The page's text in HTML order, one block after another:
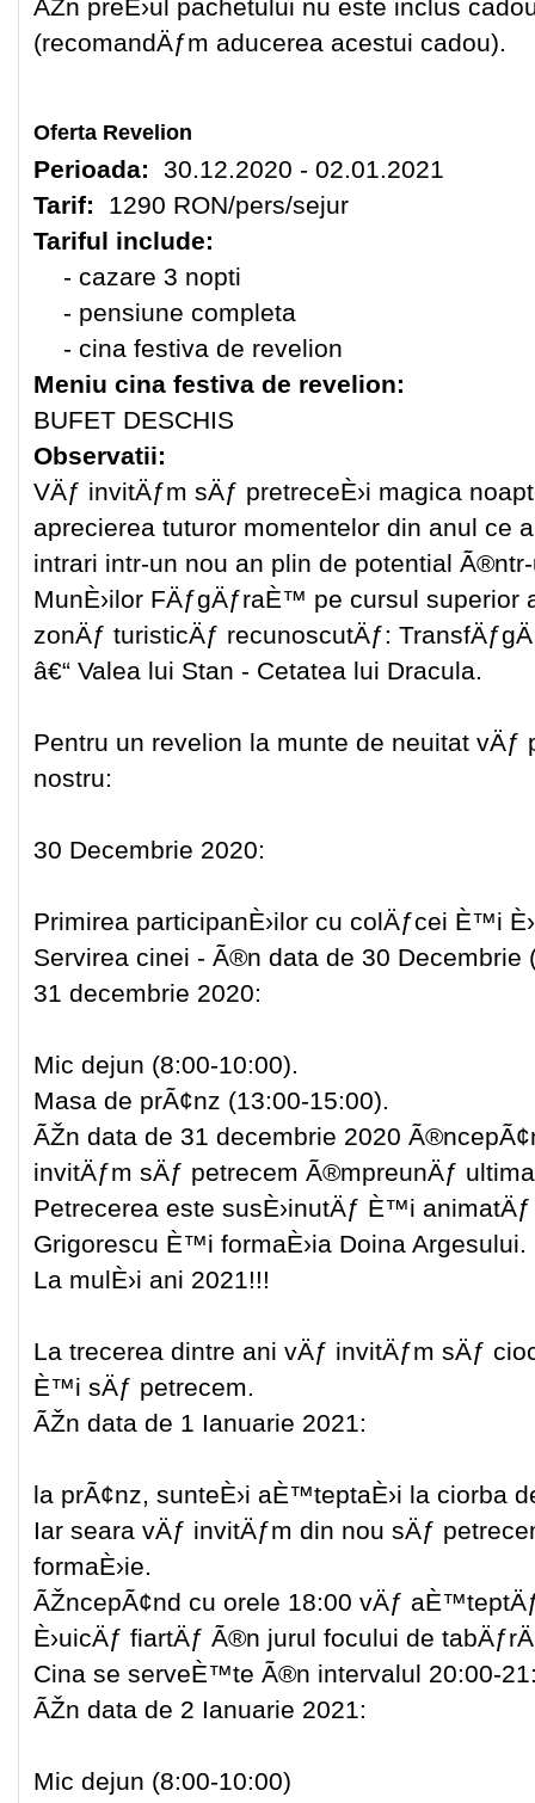
ÃŽn preÈ›ul pachetului nu este inclus
(recomandÄƒm aducerea acestui cadou).
Oferta Revelion
Perioada: 30.12.2020 - 02.01.2021
Tarif: 1290 RON/pers/sejur
Tariful include:
- cazare 3 nopti
- pensiune completa
- cina festiva de revelion
Meniu cina festiva de revelion:
BUFET DESCHIS
Observatii:
VÄƒ invitÄƒm sÄƒ pretreceÈ›i magica
aprecierea tuturor momentelor din anul ce
intrari intr-un nou an plin de potential
MunÈ›ilor FÄƒgÄƒraÈ™ pe cursul
zonÄƒ turisticÄƒ recunoscutÄƒ:
â€“ Valea lui Stan - Cetatea lui Dracula.
Pentru un revelion la munte de neuitat vÄƒ
nostru:
30 Decembrie 2020:
Primirea participanÈ›ilor cu colÄƒcei È™i
Servirea cinei - Ã®n data de 30 Decembrie
31 decembrie 2020:
Mic dejun (8:00-10:00).
Masa de prÃ¢nz (13:00-15:00).
ÃŽn data de 31 decembrie 2020
invitÄƒm sÄƒ petrecem Ã®mpreunÄƒ
Petrecerea este susÈ›inutÄƒ È™i
Grigorescu È™i formaÈ›ia Doina Argesului.
La mulÈ›i ani 2021!!!
La trecerea dintre ani vÄƒ invitÄƒm sÄƒ
È™i sÄƒ petrecem.
ÃŽn data de 1 Ianuarie 2021:
la prÃ¢nz, sunteÈ›i aÈ™teptaÈ›i la ciorba
Iar seara vÄƒ invitÄƒm din nou sÄƒ
formaÈ›ie.
ÃŽncepÃ¢nd cu orele 18:00 vÄƒ
È›uicÄƒ fiartÄƒ Ã®n jurul focului de
Cina se serveÈ™te Ã®n intervalul 20:00-
ÃŽn data de 2 Ianuarie 2021:
Mic dejun (8:00-10:00)